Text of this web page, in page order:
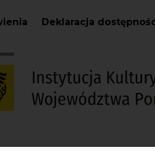
Deklaracja